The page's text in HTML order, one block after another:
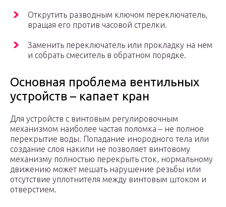
Открутить разводным ключом переключатель,
вращая его против часовой стрелки.
Заменить переключатель или прокладку на нем
и собрать смеситель в обратном порядке.
Основная проблема вентильных
устройств – капает кран
Для устройств с винтовым регулировочным
механизмом наиболее частая поломка – не полное
перекрытие воды. Попадание инородного тела или
создание слоя накипи не позволяет винтовому
механизму полностью перекрыть сток, нормальному
движению может мешать нарушение резьбы или
отсутствие уплотнителя между винтовым штоком и
отверстием.